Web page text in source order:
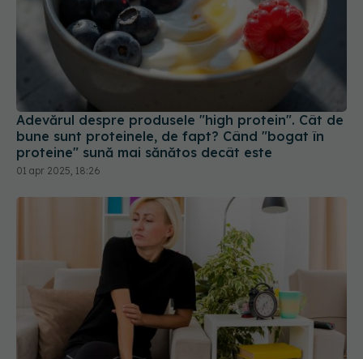
Adevărul despre produsele "high protein". Cât de
bune sunt proteinele, de fapt? Când "bogat în
proteine" sună mai sănătos decât este
01 apr 2025, 18:26